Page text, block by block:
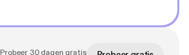
Probeer 30 dagen gratis